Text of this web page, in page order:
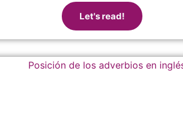
Let's read!